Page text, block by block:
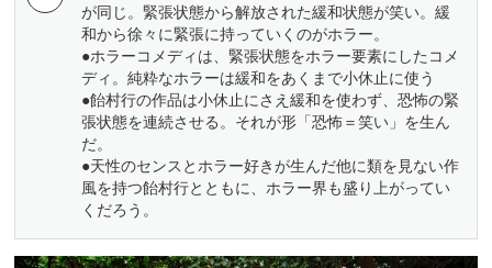
が同じ。緊張状態から解放された緩和状態が笑い。緩
和から徐々に緊張に持っていくのがホラー。
●ホラーコメディは、緊張状態をホラー要素にしたコメ
ディ。純粋なホラーは緩和をあくまで小休止に使う
●飴村行の作品は小休止にさえ緩和を使わず、恐怖の緊
張状態を連続させる。それが形「恐怖＝笑い」を生ん
だ。
●天性のセンスとホラー好きが生んだ他に類を見ない作
風を持つ飴村行とともに、ホラー界も盛り上がってい
くだろう。